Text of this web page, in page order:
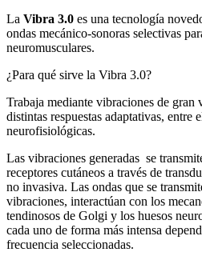
La Vibra 3.0 es una tecnología
ondas mecánico-sonoras selectivas
neuromusculares.
¿Para qué sirve la Vibra 3.0?
Trabaja mediante vibraciones de
distintas respuestas adaptativas, entre
neurofisiológicas.
Las vibraciones generadas se
receptores cutáneos a través de
no invasiva. Las ondas que se
vibraciones, interactúan con los
tendinosos de Golgi y los huesos
cada uno de forma más intensa
frecuencia seleccionadas.